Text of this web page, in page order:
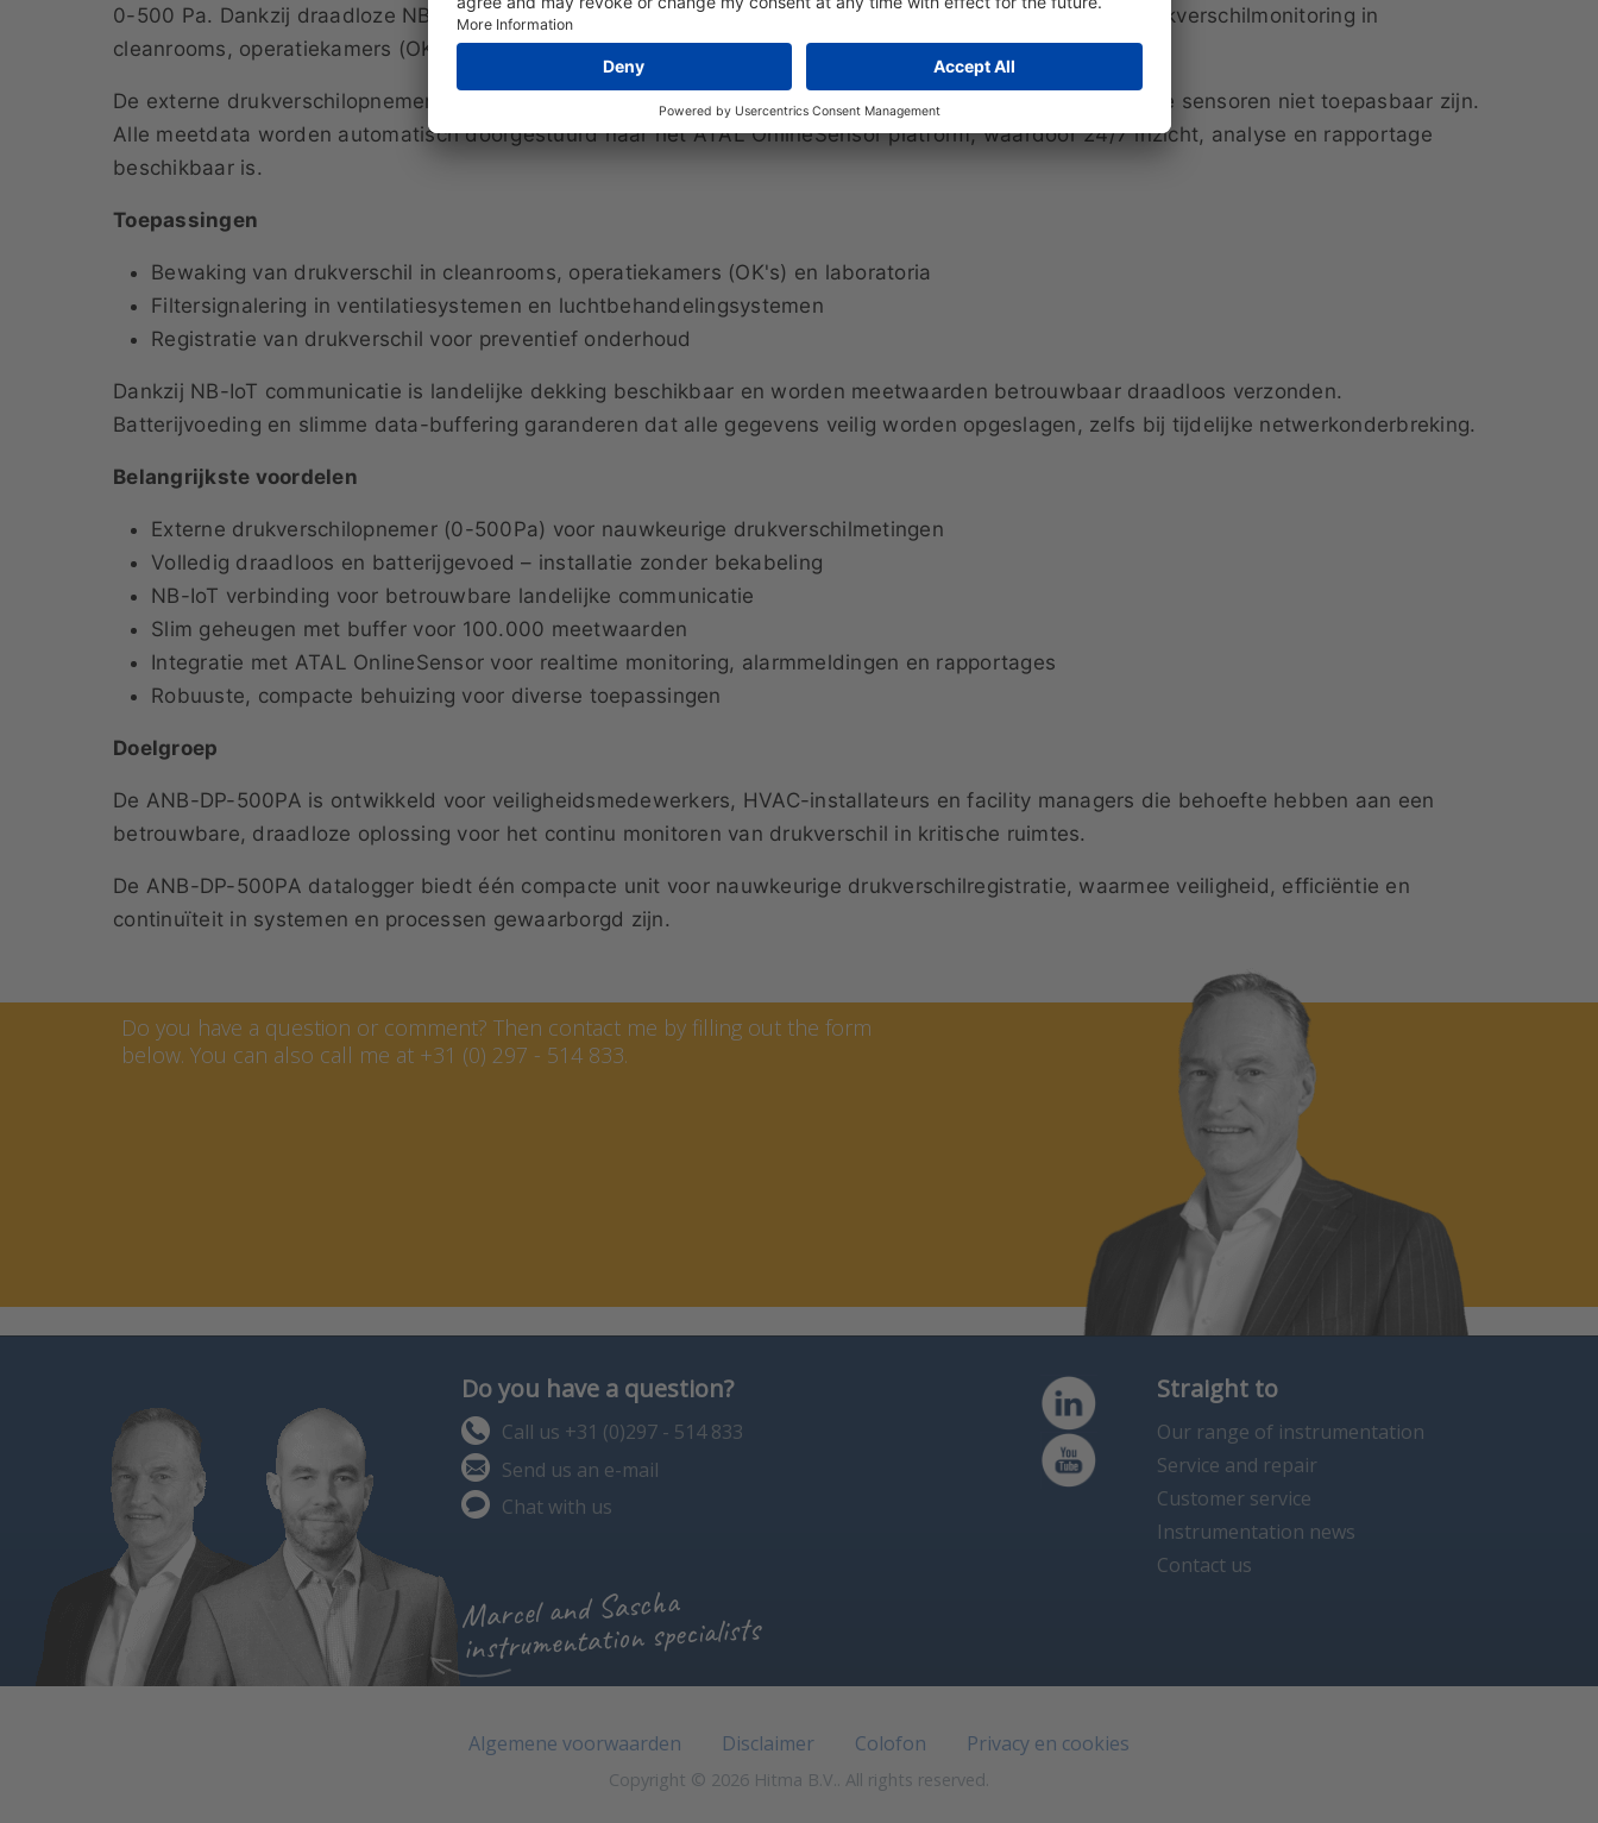
0-500 Pa. Dankzij draadloze NB-IoT communicatie en batterijvoeding is dit model ideaal voor continue drukverschilmonitoring in
cleanrooms, operatiekamers (OK's) en laboratoria, maar ook voor filtersignalering.
De externe drukverschilopnemer registreert nauwkeurig drukverschilwaarden, zelfs op locaties waar interne sensoren niet toepasbaar zijn.
Alle meetdata worden automatisch doorgestuurd naar het ATAL OnlineSensor platform, waardoor 24/7 inzicht, analyse en rapportage
beschikbaar is.
Toepassingen
Bewaking van drukverschil in cleanrooms, operatiekamers (OK's) en laboratoria
Filtersignalering in ventilatiesystemen en luchtbehandelingsystemen
Registratie van drukverschil voor preventief onderhoud
Dankzij NB-IoT communicatie is landelijke dekking beschikbaar en worden meetwaarden betrouwbaar draadloos verzonden.
Batterijvoeding en slimme data-buffering garanderen dat alle gegevens veilig worden opgeslagen, zelfs bij tijdelijke netwerkonderbreking.
Belangrijkste voordelen
Externe drukverschilopnemer (0-500Pa) voor nauwkeurige drukverschilmetingen
Volledig draadloos en batterijgevoed – installatie zonder bekabeling
NB-IoT verbinding voor betrouwbare landelijke communicatie
Slim geheugen met buffer voor 100.000 meetwaarden
Integratie met ATAL OnlineSensor voor realtime monitoring, alarmmeldingen en rapportages
Robuuste, compacte behuizing voor diverse toepassingen
Doelgroep
De ANB-DP-500PA is ontwikkeld voor veiligheidsmedewerkers, HVAC-installateurs en facility managers die behoefte hebben aan een
betrouwbare, draadloze oplossing voor het continu monitoren van drukverschil in kritische ruimtes.
De ANB-DP-500PA datalogger biedt één compacte unit voor nauwkeurige drukverschilregistratie, waarmee veiligheid, efficiëntie en
continuïteit in systemen en processen gewaarborgd zijn.
Do you have a question or comment? Then contact me by filling out the form
below. You can also call me at +31 (0) 297 - 514 833.
Do you have a question?
Call us +31 (0)297 - 514 833
Send us an e-mail
Chat with us
Marcel and Sascha
instrumentation specialists
Straight to
Our range of instrumentation
Service and repair
Customer service
Instrumentation news
Contact us
Algemene voorwaarden Disclaimer Colofon Privacy en cookies
Copyright © 2026 Hitma B.V.. All rights reserved.